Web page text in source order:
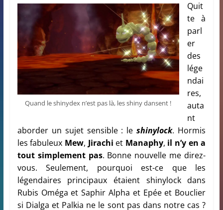
Quand le shinydex n’est pas là, les shiny dansent !
Quit
te à
parl
er
des
lége
ndai
res,
auta
nt
aborder un sujet sensible : leshinylock. Hormis
les fabuleux Mew, Jirachi et Manaphy, il n’y en a
tout simplement pas. Bonne nouvelle me direz-
vous. Seulement, pourquoi est-ce que les
légendaires principaux étaient shinylock dans
Rubis Oméga et Saphir Alpha et Epée et Bouclier
si Dialga et Palkia ne le sont pas dans notre cas ?